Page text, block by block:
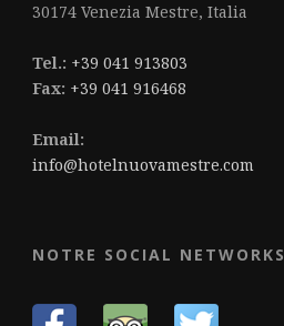
30174 Venezia Mestre, Italia
Tel.: +39 041 913803
Fax: +39 041 916468
Email:
info@hotelnuovamestre.com
NOTRE SOCIAL NETWORKS